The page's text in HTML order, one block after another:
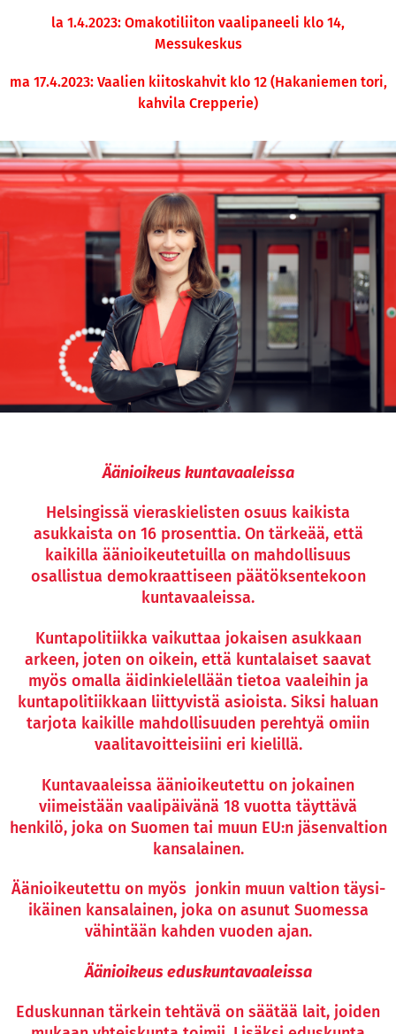
la 1.4.2023: Omakotiliiton vaalipaneeli klo 14,
Messukeskus
ma 17.4.2023: Vaalien kiitoskahvit klo 12 (Hakaniemen tori,
kahvila Crepperie)
Äänioikeus kuntavaaleissa
Helsingissä vieraskielisten osuus kaikista
asukkaista on 16 prosenttia. On tärkeää, että
kaikilla äänioikeutetuilla on mahdollisuus
osallistua demokraattiseen päätöksentekoon
kuntavaaleissa.
Kuntapolitiikka vaikuttaa jokaisen asukkaan
arkeen, joten on oikein, että kuntalaiset saavat
myös omalla äidinkielellään tietoa vaaleihin ja
kuntapolitiikkaan liittyvistä asioista. Siksi haluan
tarjota kaikille mahdollisuuden perehtyä omiin
vaalitavoitteisiini eri kielillä.
Kuntavaaleissa äänioikeutettu on jokainen
viimeistään vaalipäivänä 18 vuotta täyttävä
henkilö, joka on Suomen tai muun EU:n jäsenvaltion
kansalainen.
Äänioikeutettu on myös jonkin muun valtion täysi-
ikäinen kansalainen, joka on asunut Suomessa
vähintään kahden vuoden ajan.
Äänioikeus eduskuntavaaleissa
Eduskunnan tärkein tehtävä on säätää lait, joiden